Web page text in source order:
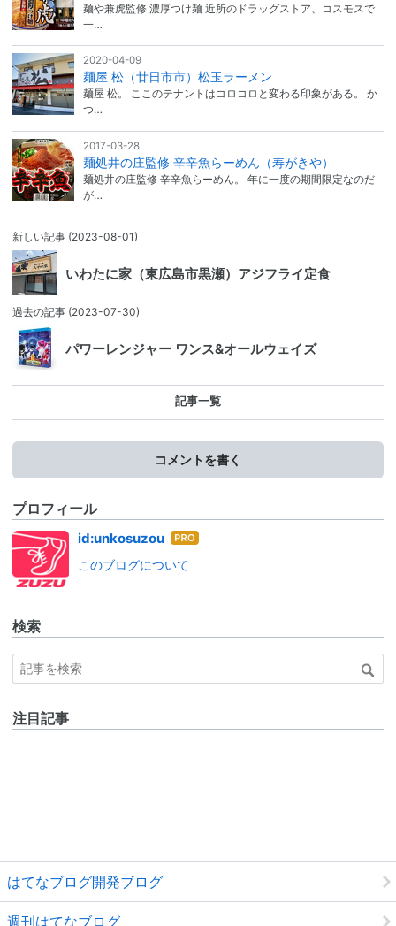
麺や兼虎監修 濃厚つけ麺 近所のドラッグストア、コスモスで
一…
2020-04-09
麺屋 松（廿日市市）松玉ラーメン
麺屋 松。 ここのテナントはコロコロと変わる印象がある。 か
つ…
2017-03-28
麺処井の庄監修 辛辛魚らーめん（寿がきや）
麺処井の庄監修 辛辛魚らーめん。 年に一度の期間限定なのだ
が…
新しい記事 (2023-08-01)
いわたに家（東広島市黒瀬）アジフライ定食
過去の記事 (2023-07-30)
パワーレンジャー ワンス&オールウェイズ
記事一覧
コメントを書く
プロフィール
id:unkosuzou はて
ログ
このブログについて
検索
注目記事
はてなブログ開発ブログ
週刊はてなブログ